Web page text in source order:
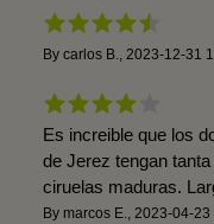
By carlos B., 2023-12-31
Es increible que los
de Jerez tengan
ciruelas maduras.
By marcos E., 2023-04-23